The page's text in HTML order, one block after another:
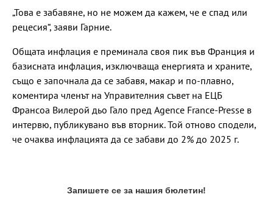
„Това е забавяне, но не можем да кажем, че е спад или
рецесия“, заяви Гарние.
Общата инфлация е преминала своя пик във Франция и
базисната инфлация, изключваща енергията и храните,
също е започнала да се забавя, макар и по-плавно,
коментира членът на Управителния съвет на ЕЦБ
Франсоа Вилерой дьо Гало пред Agence France-Presse в
интервю, публикувано във вторник. Той отново сподели,
че очаква инфлацията да се забави до 2% до 2025 г.